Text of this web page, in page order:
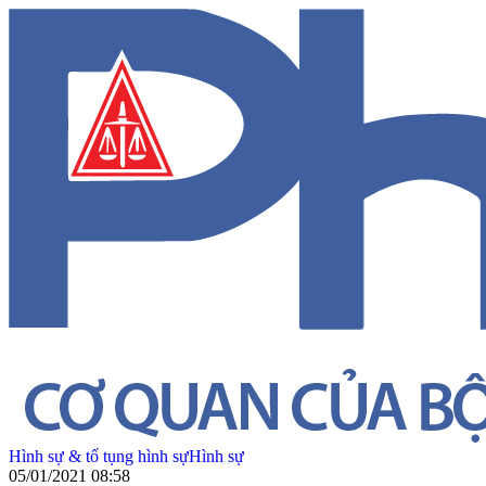
Hình sự & tố tụng hình sựHình sự
05/01/2021 08:58